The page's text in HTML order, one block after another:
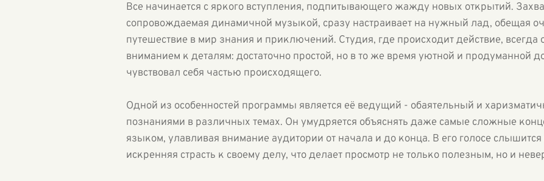
Все начинается с яркого вступления, подпитывающего жажду новых открытий.
сопровождаемая динамичной музыкой, сразу настраивает на нужный лад, обещая
путешествие в мир знания и приключений. Студия, где происходит действие,
вниманием к деталям: достаточно простой, но в то же время уютной и продуманной
чувствовал себя частью происходящего.
Одной из особенностей программы является её ведущий - обаятельный и
познаниями в различных темах. Он умудряется объяснять даже самые сложные
языком, улавливая внимание аудитории от начала и до конца. В его голосе
искренняя страсть к своему делу, что делает просмотр не только полезным, но и